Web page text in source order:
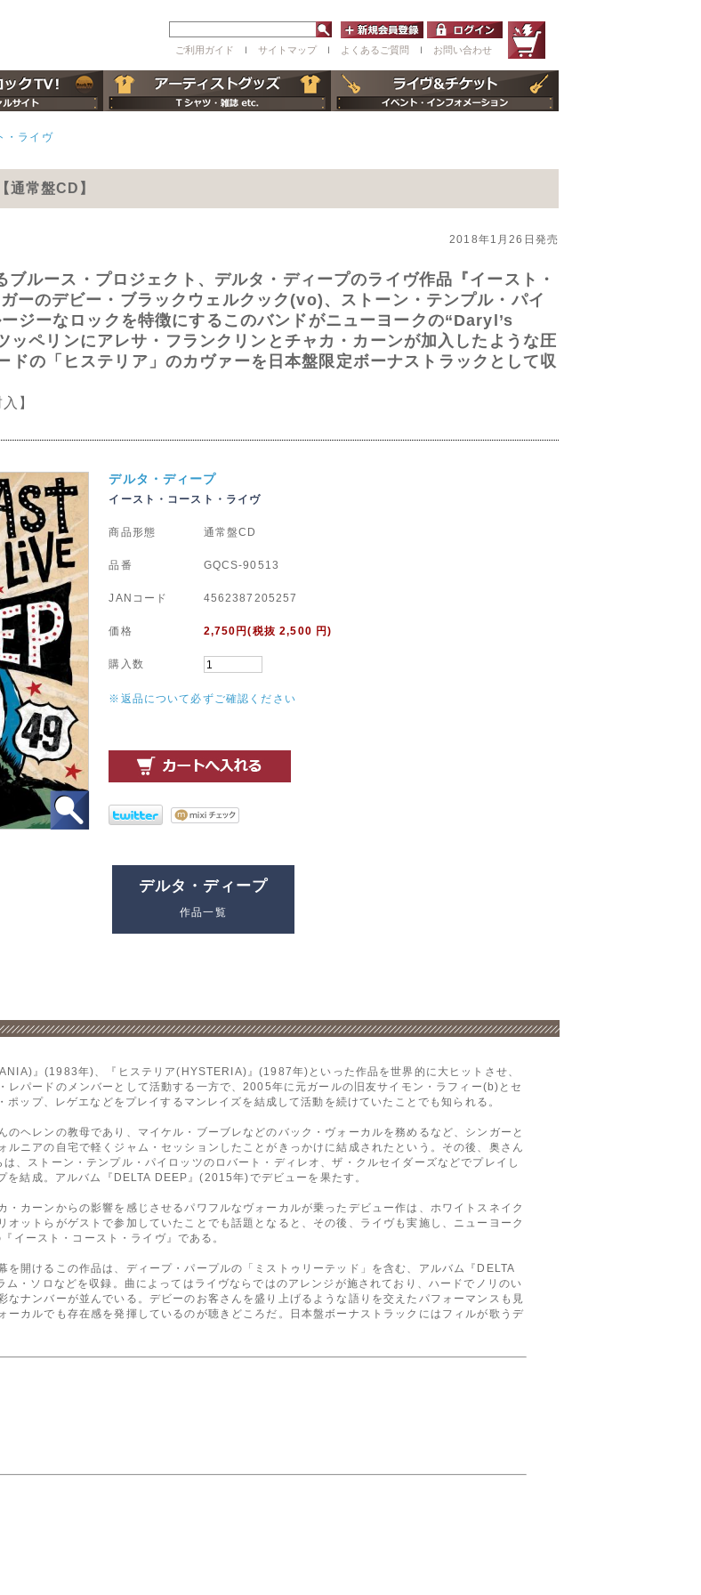
ご利用ガイド ｌ サイトマップ ｌ よくあるご質問 ｌ お問い合わせ
・ライヴ
通常盤CD】
2018年1月26日発売
ルース・プロジェクト、デルタ・ディープのライヴ作品『イースト・
ーのデビー・ブラックウェルクック(vo)、ストーン・テンプル・パイ
ジーなロックを特徴にするこのバンドがニューヨークの“Daryl’s
ペリンにアレサ・フランクリンとチャカ・カーンが加入したような圧
の「ヒステリア」のカヴァーを日本盤限定ボーナストラックとして収
】
デルタ・ディープ
イースト・コースト・ライヴ
商品形態 通常盤CD
品番 GQCS-90513
JANコード 4562387205257
価格 2,750円(税抜 2,500 円)
購入数
※返品について必ずご確認ください
デルタ・ディープ
作品一覧
』(1983年)、『ヒステリア(HYSTERIA)』(1987年)といった作品を世界的に大ヒットさせ、
レパードのメンバーとして活動する一方で、2005年に元ガールの旧友サイモン・ラフィー(b)とセ
ップ、レゲエなどをプレイするマンレイズを結成して活動を続けていたことでも知られる。
ヘレンの教母であり、マイケル・ブーブレなどのバック・ヴォーカルを務めるなど、シンガーと
ニアの自宅で軽くジャム・セッションしたことがきっかけに結成されたという。その後、奥さん
、ストーン・テンプル・パイロッツのロバート・ディレオ、ザ・クルセイダーズなどでプレイし
結成。アルバム『DELTA DEEP』(2015年)でデビューを果たす。
カーンからの影響を感じさせるパワフルなヴォーカルが乗ったデビュー作は、ホワイトスネイク
ットらがゲストで参加していたことでも話題となると、その後、ライヴも実施し、ニューヨーク
イースト・コースト・ライヴ』である。
を開けるこの作品は、ディープ・パープルの「ミストゥリーテッド」を含む、アルバム『DELTA
・ソロなどを収録。曲によってはライヴならではのアレンジが施されており、ハードでノリのい
ナンバーが並んでいる。デビーのお客さんを盛り上げるような語りを交えたパフォーマンスも見
カルでも存在感を発揮しているのが聴きどころだ。日本盤ボーナストラックにはフィルが歌うデ